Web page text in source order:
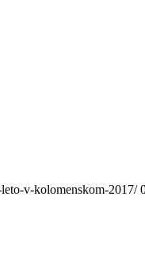
v-kolomenskom-2017/